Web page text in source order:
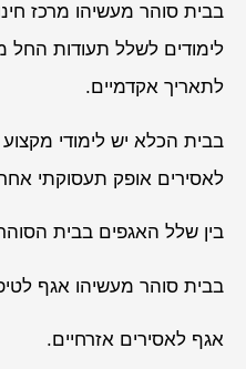
בבית סוהר מעשיהו מרכז
לימודים לשלל תעודות החל
לתאריך אקדמיים.
בבית הכלא יש לימודי
לאסירים אופק תעסוקתי
בין שלל האגפים בבית
בבית סוהר מעשיהו אגף
אגף לאסירים אזרחיים.